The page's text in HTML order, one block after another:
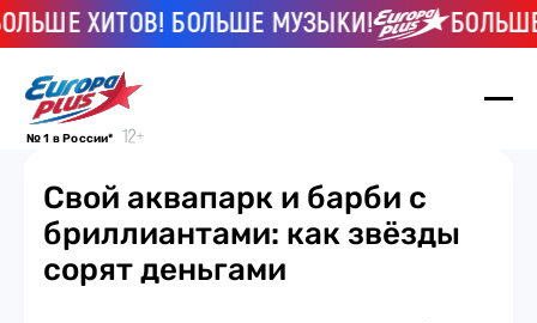
ХИТОВ! БОЛЬШЕ МУЗЫКИ! БОЛЬШЕ
№ 1 в России*
Свой аквапарк и барби с
бриллиантами: как звёзды
сорят деньгами